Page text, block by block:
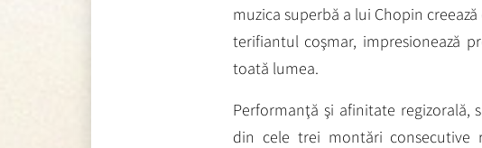
muzica superbă a lui Chopin
terifiantul coşmar, impresionează
toată lumea.
Performanţă şi afinitate regizorală,
din cele trei montări consecutive